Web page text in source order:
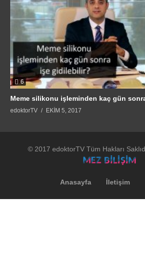
6
Meme silikonu işleminden kaç gün
edoktorTV EKIM 5, 2017
© 2017 edoktorTV Tüm Hakları
Anasayfa İletişim